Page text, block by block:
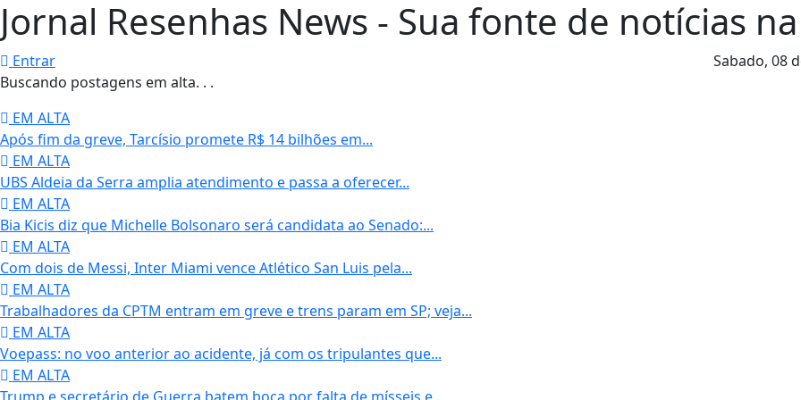
Jornal Resenhas News - Sua fonte de notícias
Entrar
Buscando postagens em alta. . .
EM ALTA
Após fim da greve, Tarcísio promete R$ 14 bilhões em...
EM ALTA
UBS Aldeia da Serra amplia atendimento e passa a oferecer...
EM ALTA
Bia Kicis diz que Michelle Bolsonaro será candidata ao Senado:...
EM ALTA
Com dois de Messi, Inter Miami vence Atlético San Luis pela...
EM ALTA
Trabalhadores da CPTM entram em greve e trens param em SP; veja...
EM ALTA
Voepass: no voo anterior ao acidente, já com os tripulantes que...
EM ALTA
Sabado, 08